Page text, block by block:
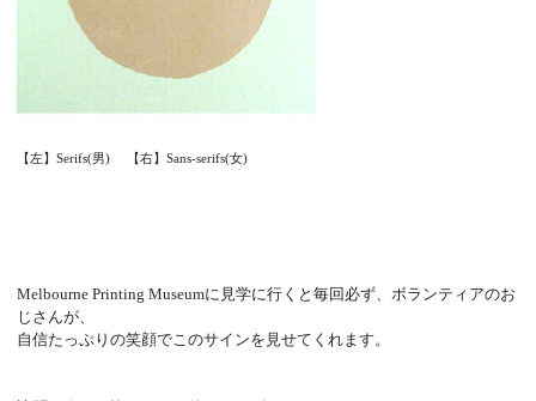
【左】Serifs(男) 【右】Sans-serifs(女)
Melbourne Printing Museumに見学に行くと毎回必ず、ボランティアのお
じさんが、
自信たっぷりの笑顔でこのサインを見せてくれます。